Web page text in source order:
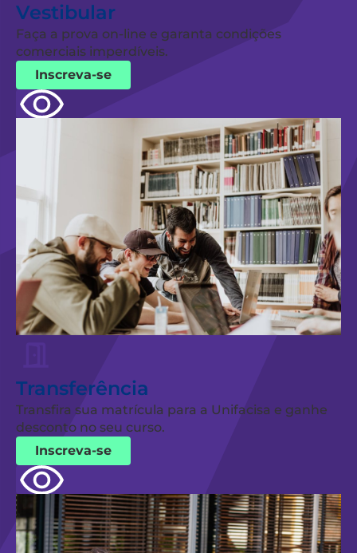
Vestibular
Faça a prova on-line e garanta condições
comerciais imperdíveis.
Inscreva-se
Transferência
Transfira sua matrícula para a Unifacisa e ganhe
desconto no seu curso.
Inscreva-se